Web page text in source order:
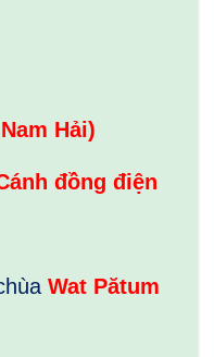
Nam Hải)
đồng điện
Wat Pătum